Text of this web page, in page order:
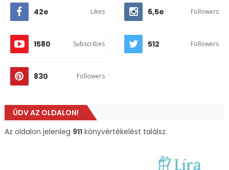
42e Likes 6,5e Followers
1580 Subscribes 512 Followers
830 Followers
ÜDV AZ OLDALON!
Az oldalon jelenleg 911könyvértékelést találsz.